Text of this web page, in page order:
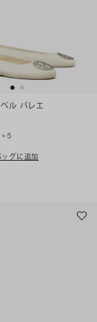
ル バレエ
+5
グに追加